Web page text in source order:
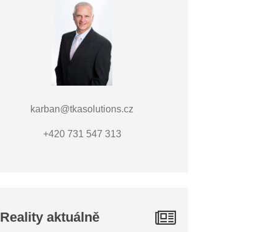
karban@tkasolutions.cz
+420 731 547 313
Reality aktuálně